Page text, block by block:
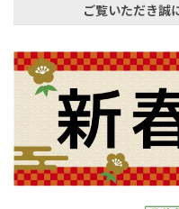
ご覧いただき誠